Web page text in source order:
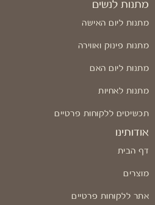
מתנות לנשים
מתנות ליום האישה
מתנות פינוק ואווירה
מתנות ליום האם
מתנות לאחיות
תכשיטים ללקוחות פרטיים
אודותינו
דף הבית
מוצרים
אתר ללקוחות פרטיים